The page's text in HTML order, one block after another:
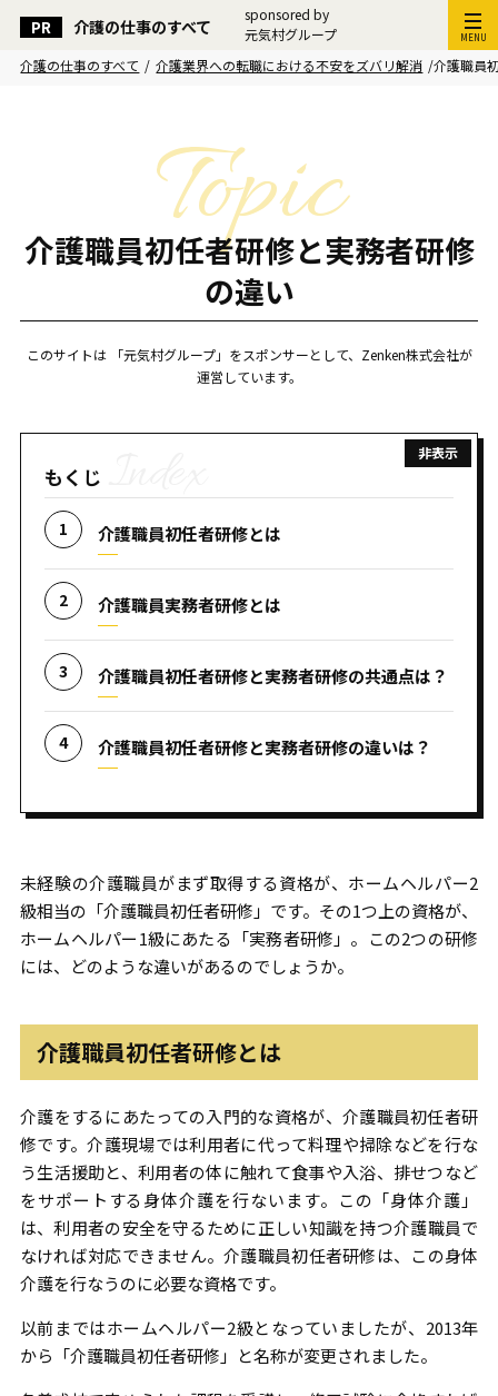
介護の仕事のすべて
sponsored by
元気村グループ
MENU
介護の仕事のすべて / 介護業界への転職における不安をズバリ解消 /介護職員
介護職員初任者研修と実務者研修
の違い
このサイトは 「元気村グループ」をスポンサーとして、Zenken株式会社が
運営しています。
もくじ
介護職員初任者研修とは
介護職員実務者研修とは
介護職員初任者研修と実務者研修の共通点は？
介護職員初任者研修と実務者研修の違いは？
未経験の介護職員がまず取得する資格が、ホームヘルパー2
級相当の「介護職員初任者研修」です。その1つ上の資格が、
ホームヘルパー1級にあたる「実務者研修」。この2つの研修
には、どのような違いがあるのでしょうか。
介護職員初任者研修とは
介護をするにあたっての入門的な資格が、介護職員初任者研
修です。介護現場では利用者に代って料理や掃除などを行な
う生活援助と、利用者の体に触れて食事や入浴、排せつなど
をサポートする身体介護を行ないます。この「身体介護」
は、利用者の安全を守るために正しい知識を持つ介護職員で
なければ対応できません。介護職員初任者研修は、この身体
介護を行なうのに必要な資格です。
以前まではホームヘルパー2級となっていましたが、2013年
から「介護職員初任者研修」と名称が変更されました。